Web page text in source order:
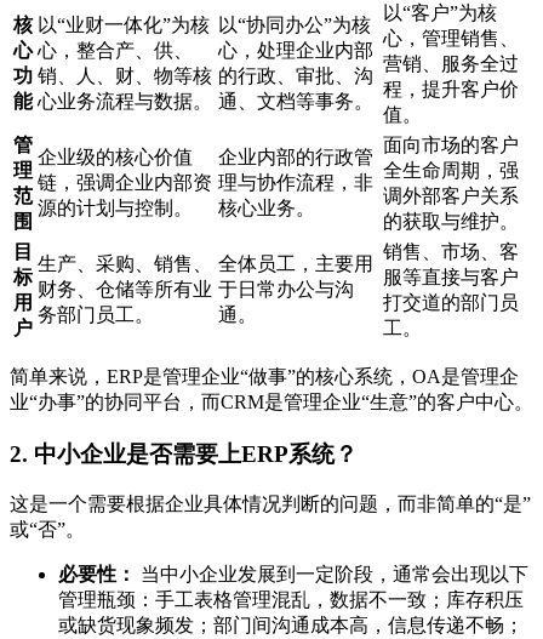
核
心
功
能
以“业财一体化”为核
心，整合产、供、
销、人、财、物等核
心业务流程与数据。
以“协同办公”为核
心，处理企业内部
的行政、审批、沟
通、文档等事务。
以“客户”为核
心，管理销售、
营销、服务全过
程，提升客户价
值。
管
理
范
围
企业级的核心价值
链，强调企业内部资
源的计划与控制。
企业内部的行政管
理与协作流程，非
核心业务。
面向市场的客户
全生命周期，强
调外部客户关系
的获取与维护。
目
标
用
户
生产、采购、销售、
财务、仓储等所有业
务部门员工。
全体员工，主要用
于日常办公与沟
通。
销售、市场、客
服等直接与客户
打交道的部门员
工。
简单来说，ERP是管理企业“做事”的核心系统，OA是管理企
业“办事”的协同平台，而CRM是管理企业“生意”的客户中心。
2. 中小企业是否需要上ERP系统？
这是一个需要根据企业具体情况判断的问题，而非简单的“是”
或“否”。
必要性：
当中小企业发展到一定阶段，通常会出现以下
管理瓶颈：手工表格管理混乱，数据不一致；库存积压
或缺货现象频发；部门间沟通成本高，信息传递不畅；